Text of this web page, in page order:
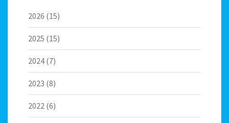
2026 (15)
2025 (15)
2024 (7)
2023 (8)
2022 (6)